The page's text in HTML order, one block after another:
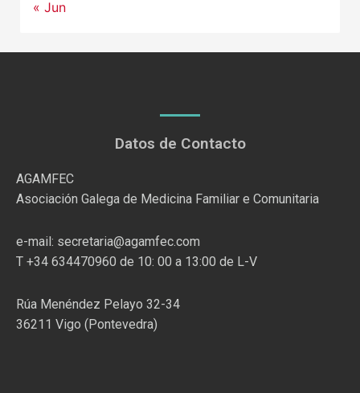
« Jun
Datos de Contacto
AGAMFEC
Asociación Galega de Medicina Familiar e Comunitaria
e-mail: secretaria@agamfec.com
T +34 634470960 de 10: 00 a 13:00 de L-V
Rúa Menéndez Pelayo 32-34
36211 Vigo (Pontevedra)